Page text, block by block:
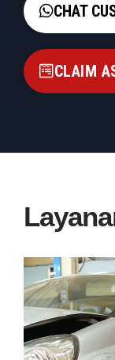
CHAT
CLAIM